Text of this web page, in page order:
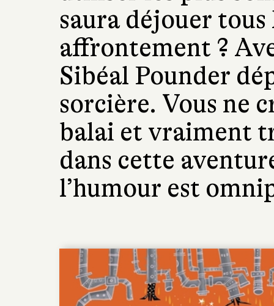
saura déjouer tous
affrontement ?
Sibéal Pounder
sorcière. Vous ne
balai et vraiment
dans cette
l’humour est